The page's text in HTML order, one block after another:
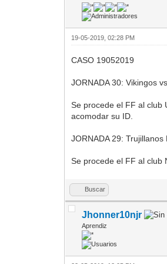
19-05-2019, 02:28 PM
CASO 19052019
JORNADA 30: Vikingos
Se procede el FF al club
acomodar su ID.
JORNADA 29:
Se procede el FF al club
Buscar
Jhonner10njr
Aprendiz